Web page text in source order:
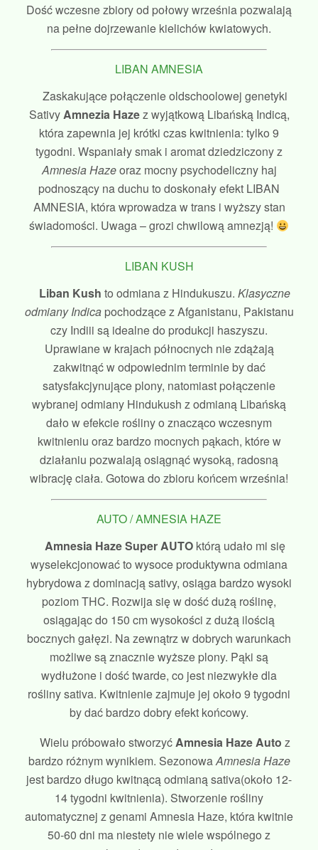
Dość wczesne zbiory od połowy września pozwalają
na pełne dojrzewanie kielichów kwiatowych.
LIBAN AMNESIA
Zaskakujące połączenie oldschoolowej genetyki
SativyAmnezia Hazez wyjątkową Libańską Indicą,
która zapewnia jej krótki czas kwitnienia: tylko 9
tygodni. Wspaniały smak i aromat dziedziczony z
Amnesia Hazeoraz mocny psychodeliczny haj
podnoszący na duchu to doskonały efekt LIBAN
AMNESIA, która wprowadza w trans i wyższy stan
świadomości. Uwaga – grozi chwilową amnezją!
LIBAN KUSH
Liban Kush to odmiana z Hindukuszu. Klasyczne
odmiany Indicapochodzące z Afganistanu, Pakistanu
czy Indiii są idealne do produkcji haszyszu.
Uprawiane w krajach północnych nie zdążają
zakwitnąć w odpowiednim terminie by dać
satysfakcjynujące plony, natomiast połączenie
wybranej odmiany Hindukush z odmianą Libańską
dało w efekcie rośliny o znacząco wczesnym
kwitnieniu oraz bardzo mocnych pąkach, które w
działaniu pozwalają osiągnąć wysoką, radosną
wibrację ciała. Gotowa do zbioru końcem września!
AUTO / AMNESIA HAZE
Amnesia Haze Super AUTOktórą udało mi się
wyselekcjonować to wysoce produktywna odmiana
hybrydowa z dominacją sativy, osiąga bardzo wysoki
poziom THC. Rozwija się w dość dużą roślinę,
osiągając do 150 cm wysokości z dużą ilością
bocznych gałęzi. Na zewnątrz w dobrych warunkach
możliwe są znacznie wyższe plony. Pąki są
wydłużone i dość twarde, co jest niezwykłe dla
rośliny sativa. Kwitnienie zajmuje jej około 9 tygodni
by dać bardzo dobry efekt końcowy.
Wielu próbowało stworzyćAmnesia Haze Auto z
bardzo różnym wynikiem. SezonowaAmnesia Haze
jest bardzo długo kwitnącą odmianą sativa(około 12-
14 tygodni kwitnienia). Stworzenie rośliny
automatycznej z genami Amnesia Haze, która kwitnie
50-60 dni ma niestety nie wiele wspólnego z